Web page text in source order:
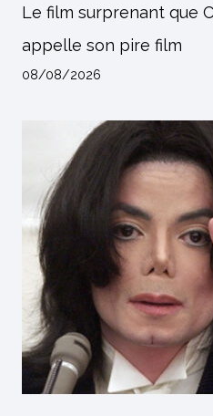
Le film surprenant que
appelle son pire film
08/08/2026